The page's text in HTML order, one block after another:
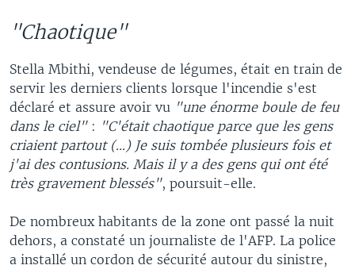
"Chaotique"
Stella Mbithi, vendeuse de légumes, était en train de
servir les derniers clients lorsque l'incendie s'est
déclaré et assure avoir vu "une énorme boule de feu
dans le ciel" : "C'était chaotique parce que les gens
criaient partout (...) Je suis tombée plusieurs fois et
j'ai des contusions. Mais il y a des gens qui ont été
très gravement blessés", poursuit-elle.
De nombreux habitants de la zone ont passé la nuit
dehors, a constaté un journaliste de l'AFP. La police
a installé un cordon de sécurité autour du sinistre,